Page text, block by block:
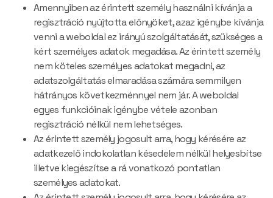
Amennyiben az érintett személy használni kívánja a
regisztráció nyújtotta előnyöket, azaz igénybe kívánja
venni a weboldal ez irányú szolgáltatását, szükséges a
kért személyes adatok megadása. Az érintett személy
nem köteles személyes adatokat megadni, az
adatszolgáltatás elmaradása számára semmilyen
hátrányos következménnyel nem jár. A weboldal
egyes funkcióinak igénybe vétele azonban
regisztráció nélkül nem lehetséges.
Az érintett személy jogosult arra, hogy kérésére az
adatkezelő indokolatlan késedelem nélkül helyesbítse
illetve kiegészítse a rá vonatkozó pontatlan
személyes adatokat.